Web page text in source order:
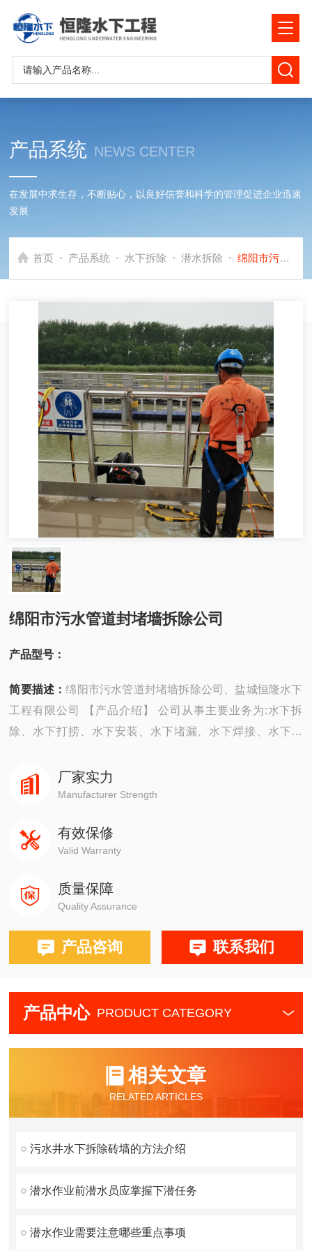
产品系统 NEWS CENTER
在发展中求生存，不断贴心，以良好信誉和科学的管理促进企业迅速
发展
首页 - 产品系统 - 水下拆除 - 潜水拆除 - 绵阳市污水管道封堵墙拆除公司
绵阳市污水管道封堵墙拆除公司
产品型号：
简要描述：绵阳市污水管道封堵墙拆除公司、盐城恒隆水下
工程有限公司 【产品介绍】 公司从事主要业务为:水下拆
除、水下打捞、水下安装、水下堵漏、水下焊接、水下切
测、水下封堵、水下钻孔、水下检查、水下爆破。 ...
厂家实力
Manufacturer Strength
有效保修
Valid Warranty
质量保障
Quality Assurance
产品咨询 联系我们
产品中心 PRODUCT CATEGORY
相关文章
RELATED ARTICLES
污水井水下拆除砖墙的方法介绍
潜水作业前潜水员应掌握下潜任务
潜水作业需要注意哪些重点事项